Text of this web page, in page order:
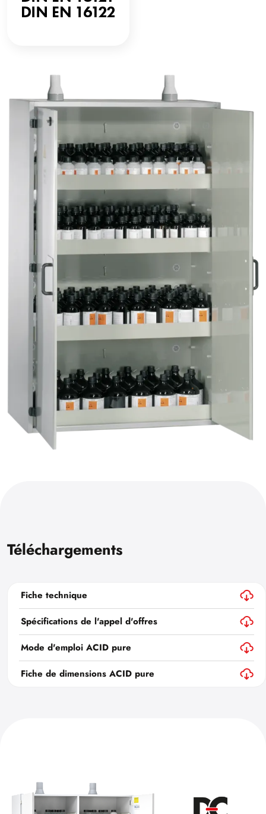
Téléchargements
Fiche technique
Spécifications de l'appel d'offres
Mode d'emploi ACID pure
Fiche de dimensions ACID pure